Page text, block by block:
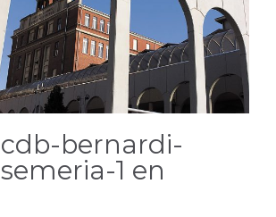
cdb-bernardi-
semeria-1 en